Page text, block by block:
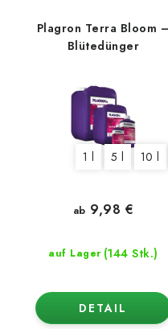
Plagron Terra Bloom –
Blütedünger
1 l 5 l 10 l
auf Lager (144 Stk.)
ab 9,98 €
DETAIL